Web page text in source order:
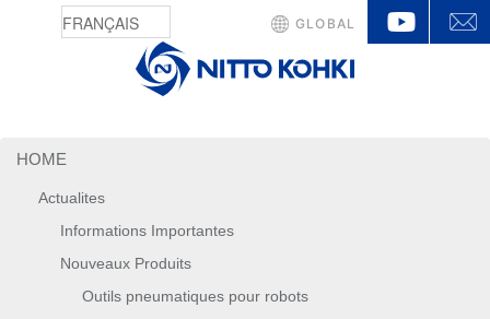
HOME
Actualites
Informations Importantes
Nouveaux Produits
Outils pneumatiques pour robots
GLOBAL